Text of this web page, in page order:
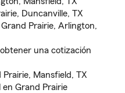
Duncanville, TX
Prairie, Arlington,
una cotización
Mansfield, TX
en Grand Prairie